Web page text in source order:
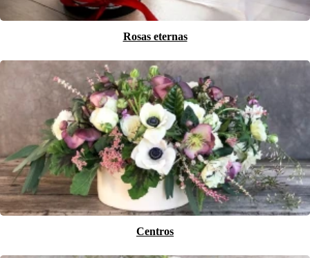
Rosas eternas
Centros